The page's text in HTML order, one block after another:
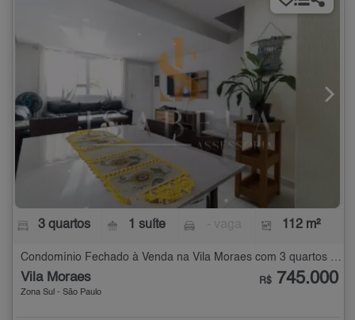
3 quartos 1 suíte 112 m²
Condomínio Fechado à Venda na Vila Moraes com 3 quartos - 112 m²
Vila Moraes
Zona Sul - São Paulo
R$ 745.000